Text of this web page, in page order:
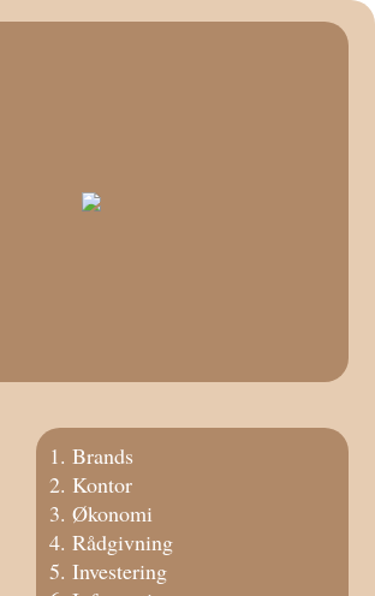
Brands
Kontor
Økonomi
Rådgivning
Investering